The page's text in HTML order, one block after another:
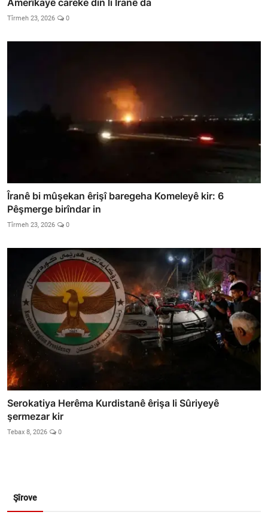
Tîrmeh 23, 2026 0
Îranê bi mûşekan êrişî baregeha Komeleyê kir: 6
Pêşmerge birîndar in
Tîrmeh 23, 2026 0
Serokatiya Herêma Kurdistanê êrişa li Sûriyeyê
şermezar kir
Tebax 8, 2026 0
Şîrove